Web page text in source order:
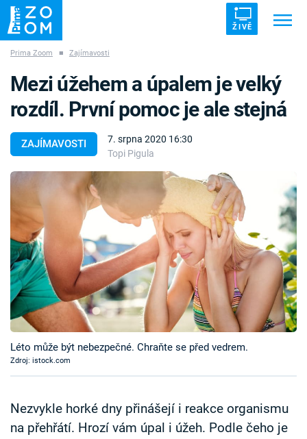
ŽIVĚ
ZÁHADY VETŘELCI DÁVNOVĚKU
Témata
Témata
Pořady
TV Program
Časopis
Sledujte prima+
Prima Zoom ■ Zajímavosti
ZAJÍMAVOSTI
7. srpna 2020 16:30
Topi Pigula
Mezi úžehem a úpalem je velký
rozdíl. První pomoc je ale stejná
Léto může být nebezpečné. Chraňte se před vedrem.
Zdroj: istock.com
Nezvykle horké dny přinášejí i reakce organismu
na přehřátí. Hrozí vám úpal i úžeh. Podle čeho je